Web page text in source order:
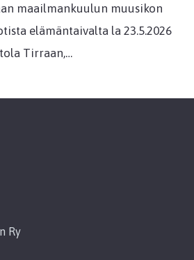
maailmankuulun muusikon
elämäntaivalta la 23.5.2026
Tirraan,…
Ry